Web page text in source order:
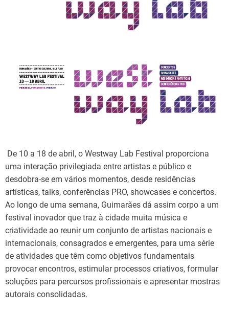
m
a
t
t
i
m
De 10 a 18 de abril, o Westway Lab Festival proporciona
uma interação privilegiada entre artistas e público e
desdobra-se em vários momentos, desde residências
artísticas, talks, conferências PRO, showcases e concertos.
Ao longo de uma semana, Guimarães dá assim corpo a um
festival inovador que traz à cidade muita música e
criatividade ao reunir um conjunto de artistas nacionais e
internacionais, consagrados e emergentes, para uma série
de atividades que têm como objetivos fundamentais
provocar encontros, estimular processos criativos, formular
soluções para percursos profissionais e apresentar mostras
autorais consolidadas.